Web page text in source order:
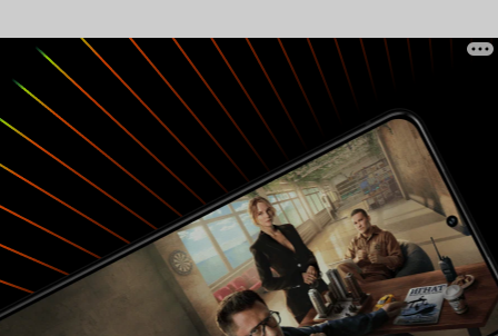
которая исполнила роль Кейли, очень милая
красивая и приятная, на неё было приятно
посмотреть. 'Заснеженное Рождество' -
простой приятный тв-фильм для семейного
просмотра.